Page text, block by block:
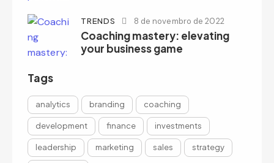
TRENDS 8 de novembro de 2022
Coaching mastery: elevating
your business game
Tags
analytics branding coaching
development finance investments
leadership marketing sales strategy